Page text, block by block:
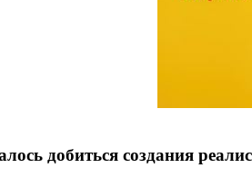
добиться создания